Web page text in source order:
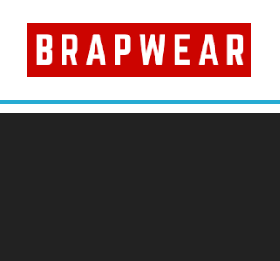
content